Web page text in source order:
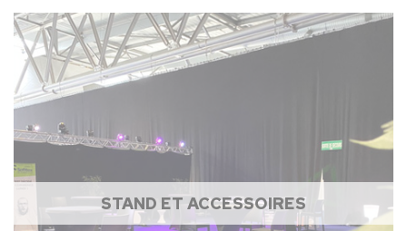
STAND ET ACCESSOIRES